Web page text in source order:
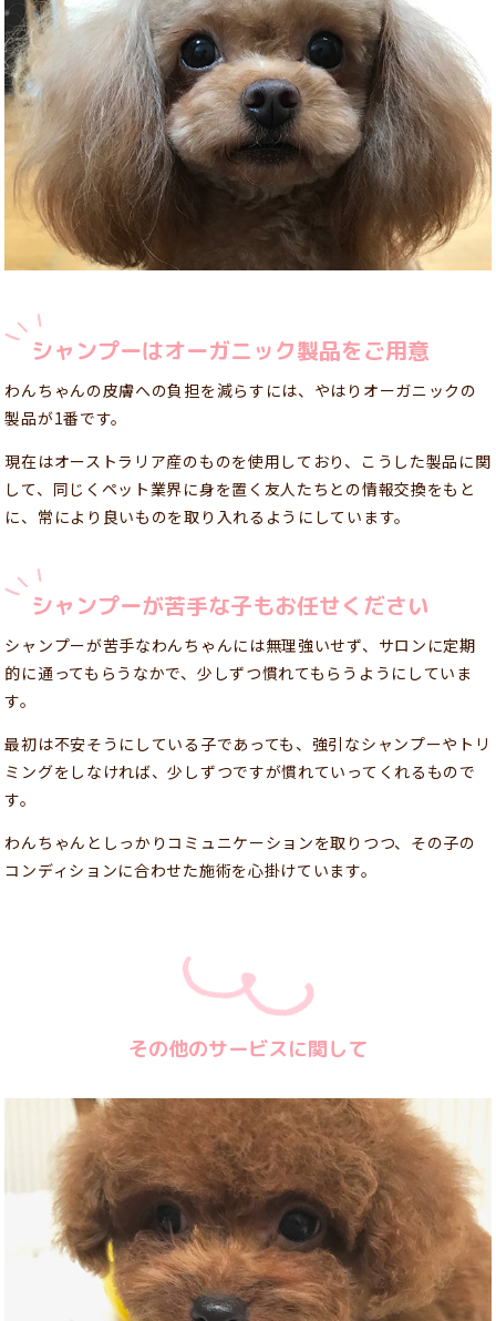
シャンプーはオーガニック製品をご用意
わんちゃんの皮膚への負担を減らすには、やはりオーガニックの
製品が1番です。
現在はオーストラリア産のものを使用しており、こうした製品に関
して、同じくペット業界に身を置く友人たちとの情報交換をもと
に、常により良いものを取り入れるようにしています。
シャンプーが苦手な子もお任せください
シャンプーが苦手なわんちゃんには無理強いせず、サロンに定期
的に通ってもらうなかで、少しずつ慣れてもらうようにしていま
す。
最初は不安そうにしている子であっても、強引なシャンプーやトリ
ミングをしなければ、少しずつですが慣れていってくれるもので
す。
わんちゃんとしっかりコミュニケーションを取りつつ、その子の
コンディションに合わせた施術を心掛けています。
その他のサービスに関して